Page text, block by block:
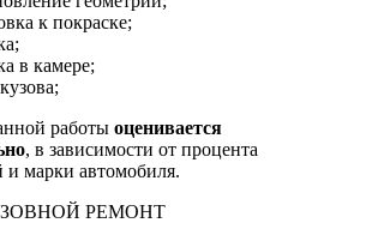
к покраске;
в камере;
работы оценивается
, в зависимости от процента
и марки автомобиля.
РЕМОНТ